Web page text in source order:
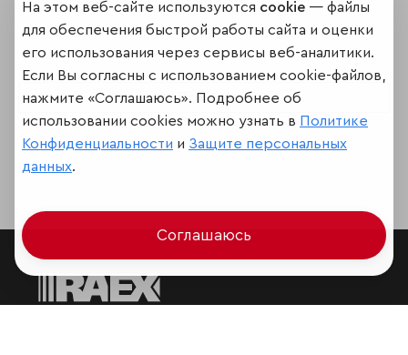
Поделиться
На этом веб-сайте используются cookie — файлы
для обеспечения быстрой работы сайта и оценки
его использования через сервисы веб-аналитики.
Если Вы согласны с использованием cookie-файлов,
нажмите «Соглашаюсь». Подробнее об
использовании cookies можно узнать в Политике
Конфиденциальности и Защите персональных
данных.
Соглашаюсь